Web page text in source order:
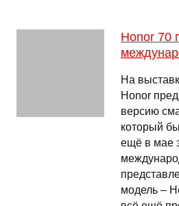
Honor 70
На
Honor
версию
который
ещё в мае
модель –